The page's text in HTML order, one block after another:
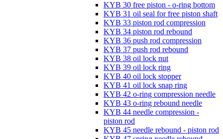
KYB 30 free piston - o-ring bottom
KYB 31 oil seal for free piston shaft
KYB 33 piston rod compression
KYB 34 piston rod rebound
KYB 36 push rod compression
KYB 37 push rod rebound
KYB 38 oil lock nut
KYB 39 oil lock ring
KYB 40 oil lock stopper
KYB 41 oil lock snap ring
KYB 42 o-ring compression needle
KYB 43 o-ring rebound needle
KYB 44 needle compression -
piston rod
KYB 45 needle rebound - piston rod